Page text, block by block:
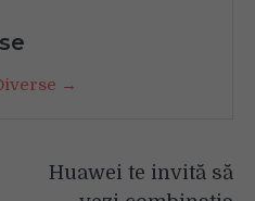
→
Huawei te invită să